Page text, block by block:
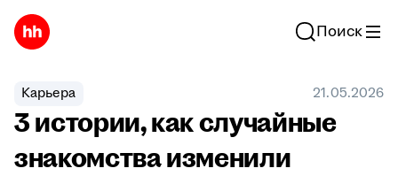
Поиск
Карьера 21.05.2026
3 истории, как случайные
знакомства изменили